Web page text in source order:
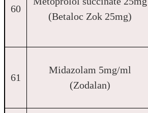
60
(Betaloc Zok 25mg)
61
Midazolam 5mg/ml
(Zodalan)